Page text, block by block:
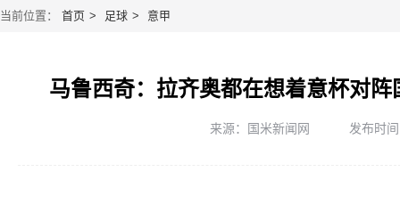
当前位置： 首页 足球 意甲
马鲁西奇：拉齐奥都在想着意杯对
来源：国米新闻网 发布时